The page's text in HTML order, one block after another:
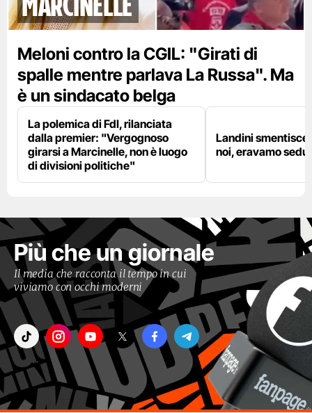
Meloni contro la CGIL: "Girati di
spalle mentre parlava La Russa". Ma
è un sindacato belga
La polemica di FdI, rilanciata
dalla premier: "Vergognoso
girarsi a Marcinelle, non è luogo
di divisioni politiche"
Landini
noi, eravamo
Più che un giornale
Il media che racconta il tempo in cui
viviamo con occhi moderni